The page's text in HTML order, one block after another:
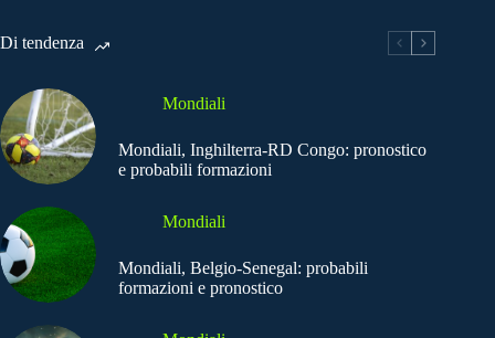
Di tendenza
Mondiali
Mondiali, Inghilterra-RD Congo: pronostico
e probabili formazioni
Mondiali
Mondiali, Belgio-Senegal: probabili
formazioni e pronostico